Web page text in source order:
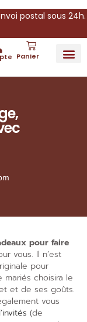
postal sous 24h.
Panier
pour faire
vous. Il n’est
pour
choisira le
et de ses goûts.
vous
(de